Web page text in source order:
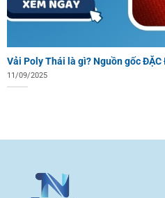
Vải Poly Thái là gì? Nguồn gốc ĐẶC
11/09/2025